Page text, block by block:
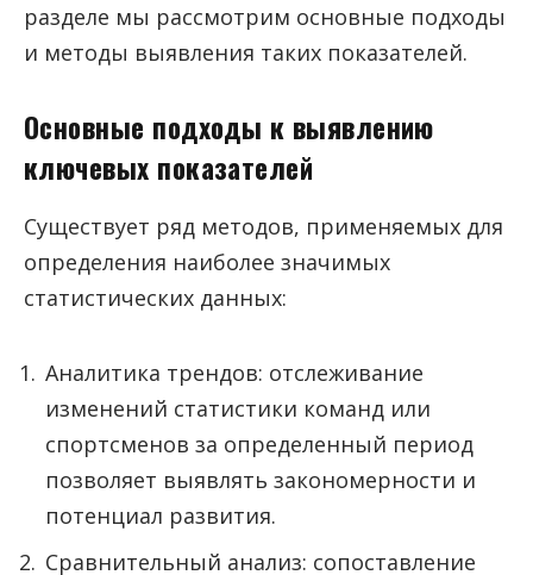
разделе мы рассмотрим основные подходы
и методы выявления таких показателей.
Основные подходы к выявлению
ключевых показателей
Существует ряд методов, применяемых для
определения наиболее значимых
статистических данных:
Аналитика трендов: отслеживание
изменений статистики команд или
спортсменов за определенный период
позволяет выявлять закономерности и
потенциал развития.
Сравнительный анализ: сопоставление